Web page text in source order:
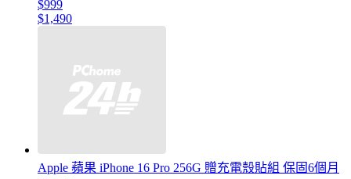
$999
$1,490
Apple 蘋果 iPhone 16 Pro 256G 贈充電殼貼組 保固6個月